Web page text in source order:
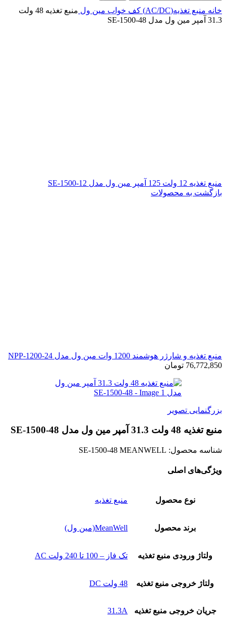
خانه منبع تغذیه(AC/DC) کف خواب مین ول
منبع تغذیه 48 ولت
31.3 آمپر مین ول مدل SE-1500-48
منبع تغذیه 12 ولت 125 آمپر مین ول مدل SE-1500-12
بازگشت به محصولات
منبع تغذیه و شارژر هوشمند 1200 وات مین ول مدل NPP-1200-24
76,772,850 تومان
بزرگنمایی تصویر
منبع تغذیه 48 ولت 31.3 آمپر مین ول مدل SE-1500-48
شناسه محصول: SE-1500-48 MEANWELL
ویژگی‌های اصلی
نوع محصول منبع تغذیه
برند محصول MeanWell(مین ول)
ولتاژ ورودی منبع تغذیه تک فاز – 100 تا 240 ولت AC
ولتاژ خروجی منبع تغذیه 48 ولت DC
جریان خروجی منبع تغذیه 31.3A